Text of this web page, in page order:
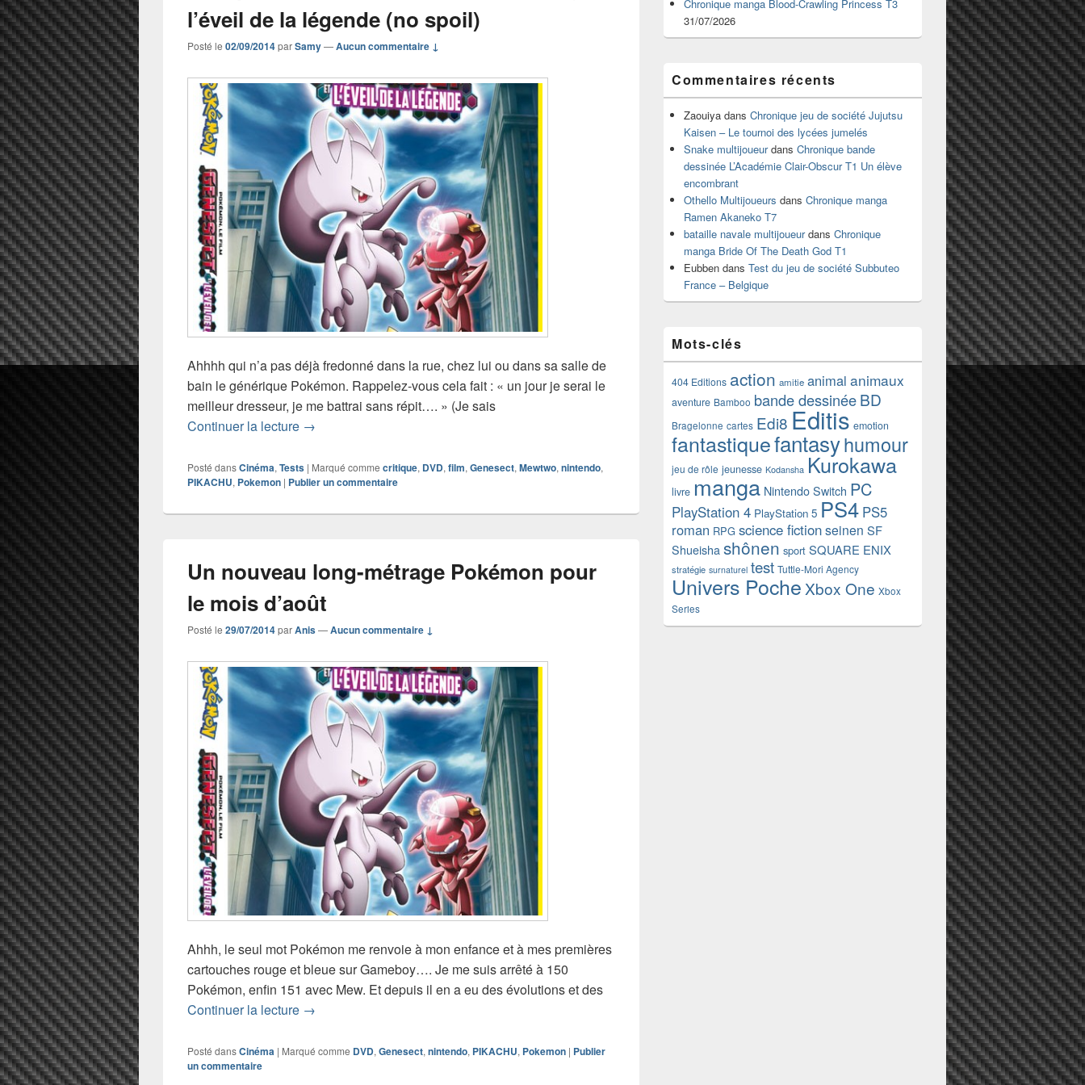
l’éveil de la légende (no spoil)
Posté le 02/09/2014parSamy—Aucun commentaire ↓
Ahhhh qui n’a pas déjà fredonné dans la rue, chez lui ou dans sa salle de
bain le générique Pokémon. Rappelez-vous cela fait : « un jour je serai le
meilleur dresseur, je me battrai sans répit…. » (Je sais
Continuer la lecture Critique de Pokémon le film : Genesect, l’éveil de la légende (no spoil)
→
Posté dansCinéma, Tests | Marqué comme critique, DVD, film, Genesect, Mewtwo, nintendo,
PIKACHU, Pokemon | Publier un commentaire
Un nouveau long-métrage Pokémon pour
le mois d’août
Posté le 29/07/2014parAnis—Aucun commentaire ↓
Ahhh, le seul mot Pokémon me renvoie à mon enfance et à mes premières
cartouches rouge et bleue sur Gameboy…. Je me suis arrêté à 150
Pokémon, enfin 151 avec Mew. Et depuis il en a eu des évolutions et des
Continuer la lecture Un nouveau long-métrage Pokémon pour le mois d’août
→
Posté dansCinéma | Marqué comme DVD, Genesect, nintendo, PIKACHU, Pokemon | Publier
un commentaire
Chronique manga Blood-Crawling Princess T3
31/07/2026
Commentaires récents
Zaouiya dans Chronique jeu de société Jujutsu
Kaisen – Le tournoi des lycées jumelés
Snake multijoueurdans Chronique bande
dessinée L’Académie Clair-Obscur T1 Un élève
encombrant
Othello Multijoueurs dans Chronique manga
Ramen Akaneko T7
bataille navale multijoueurdans Chronique
manga Bride Of The Death God T1
Eubben dans Test du jeu de société Subbuteo
France – Belgique
Mots-clés
404 Editions action amitie animal animaux
aventure Bamboo bande dessinéeBD
Bragelonne cartes Edi8 Editis emotion
fantastiquefantasyhumour
jeu de rôle jeunesse Kodansha Kurokawa
livre manga Nintendo Switch PC
PlayStation 4 PlayStation 5 PS4 PS5
roman RPG science fictionseinen SF
Shueisha shônen sport SQUARE ENIX
stratégie surnaturel test Tuttle-Mori Agency
Univers Poche Xbox One Xbox
Series